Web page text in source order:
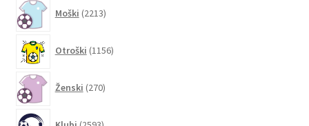
Moški 2213izdelkov
Otroški 1156izdelkov
Ženski 270izdelkov